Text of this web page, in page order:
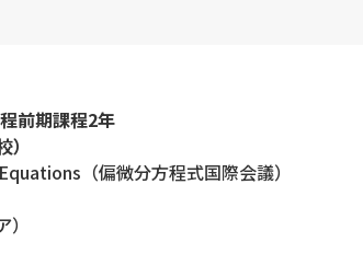
前期課程2年
）
（偏微分方程式国際会議）